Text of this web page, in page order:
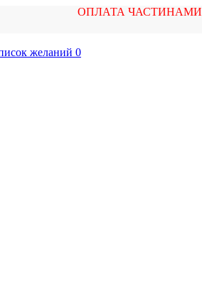
ОПЛАТА ЧАСТИНАМИ
0